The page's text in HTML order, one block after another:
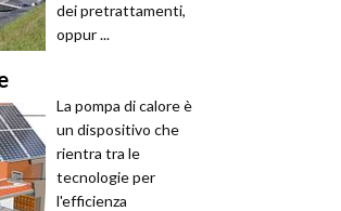
dei pretrattamenti,
oppur ...
La pompa di calore è
un dispositivo che
rientra tra le
tecnologie per
l'efficienza